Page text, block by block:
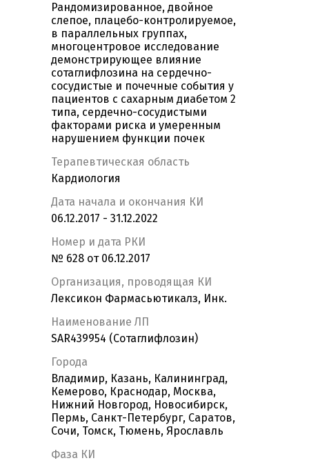
Рандомизированное, двойное
слепое, плацебо-контролируемое,
в параллельных группах,
многоцентровое исследование
демонстрирующее влияние
сотаглифлозина на сердечно-
сосудистые и почечные события у
пациентов с сахарным диабетом 2
типа, сердечно-сосудистыми
факторами риска и умеренным
нарушением функции почек
Терапевтическая область
Кардиология
Дата начала и окончания КИ
06.12.2017 - 31.12.2022
Номер и дата РКИ
№ 628 от 06.12.2017
Организация, проводящая КИ
Лексикон Фармасьютикалз, Инк.
Наименование ЛП
SAR439954 (Сотаглифлозин)
Города
Владимир, Казань, Калининград,
Кемерово, Краснодар, Москва,
Нижний Новгород, Новосибирск,
Пермь, Санкт-Петербург, Саратов,
Сочи, Томск, Тюмень, Ярославль
Фаза КИ